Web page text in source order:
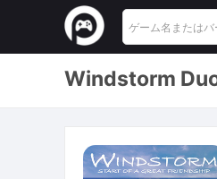
Windstorm